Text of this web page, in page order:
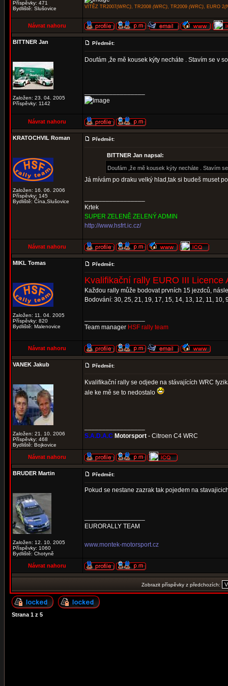
Příspěvky: 471
Bydliště: Slušovice
VÍTĚZ TR2007(WRC), TR2008 (WRC), TR2009 (WRC), EURO 2
Návrat nahoru
BITTNER Jan
Založen: 23. 04. 2005
Příspěvky: 1142
Předmět:
Doufám ,že mě kousek kýty necháte . Stavím se v
Návrat nahoru
KRATOCHVIL Roman
Založen: 16. 06. 2006
Příspěvky: 145
Bydliště: Čína,Slušovice
Předmět:
BITTNER Jan napsal:
Doufám ,že mě kousek kýty necháte . Stavím
Já mívám po draku velký hlad,tak si budeš muset
Krtek
SUPER ZELENĚ ZELENÝ ADMIN
http://www.hsfrt.ic.cz/
Návrat nahoru
MIKL Tomas
Založen: 11. 04. 2005
Příspěvky: 820
Bydliště: Malenovice
Předmět:
Kvalifikační rally EURO III Licence
Každou rally může bodovat prvních 15 jezdců,
Bodování: 30, 25, 21, 19, 17, 15, 14, 13, 12, 11, 10,
Team manager HSF rally team
Návrat nahoru
VANEK Jakub
Založen: 21. 10. 2006
Příspěvky: 468
Bydliště: Bojkovice
Předmět:
Kvalifikační rally se odjede na stávajících WRC
ale ke mě se to nedostalo
S.A.D.A.C Motorsport - Citroen C4 WRC
Návrat nahoru
BRUDER Martin
Založen: 12. 10. 2005
Příspěvky: 1060
Bydliště: Chotyně
Předmět:
Pokud se nestane zazrak tak pojedem na
EURORALLY TEAM
www.montek-motorsport.cz
Návrat nahoru
Zobrazit příspěvky z předchozích:
Strana 1 z 5